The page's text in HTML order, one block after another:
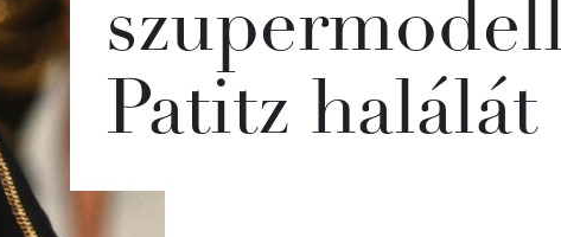
Patitz halálát